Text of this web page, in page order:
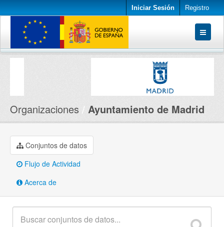
Iniciar Sesión Registro
Conjuntos de datos
Organizaciones Ayuntamiento de Madrid
Conjuntos de datos
Flujo de Actividad
Acerca de